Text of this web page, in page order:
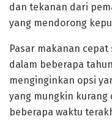
dan tekanan dari
yang mendorong
Pasar makanan
dalam beberapa
menginginkan opsi
yang mungkin kurang
beberapa waktu